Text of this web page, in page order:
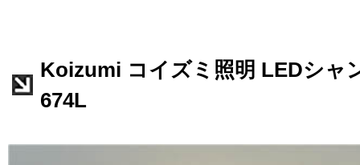
Koizumi コイズミ照明 LEDシャ
674L